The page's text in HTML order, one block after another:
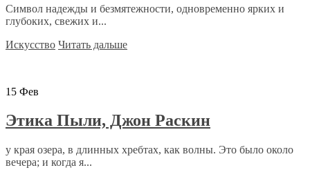
Символ надежды и безмятежности, одновременно ярких и
глубоких, свежих и...
Искусство Читать дальше
15 Фев
Этика Пыли, Джон Раскин
у края озера, в длинных хребтах, как волны. Это было около
вечера; и когда я...